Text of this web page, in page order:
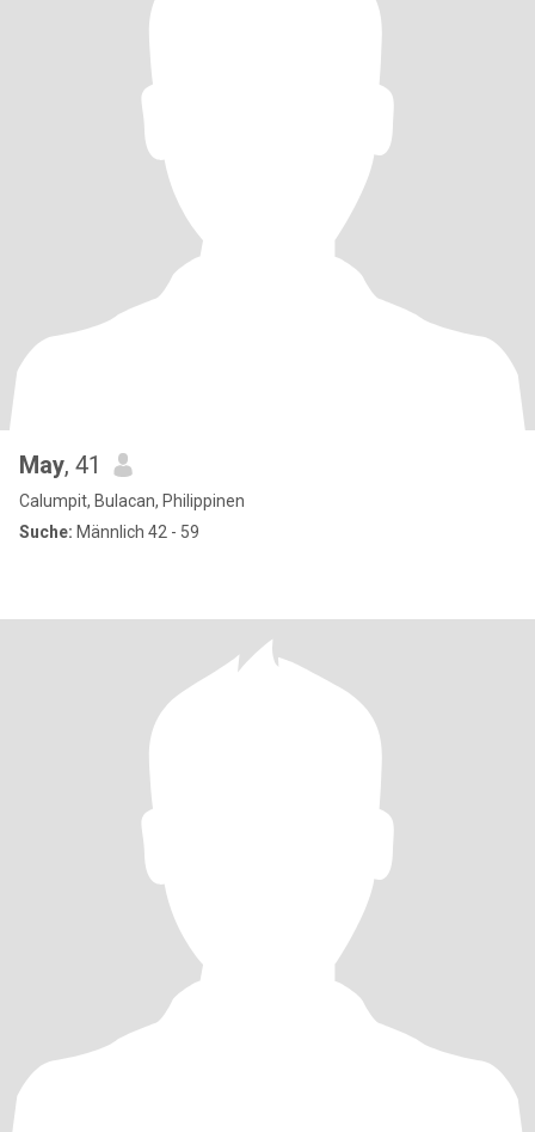
May, 41
Calumpit, Bulacan, Philippinen
Suche: Männlich 42 - 59